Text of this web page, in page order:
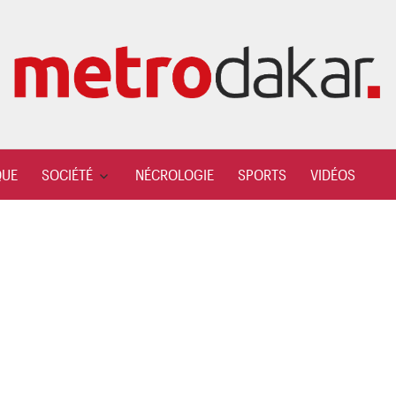
SOCIÉTÉ NÉCROLOGIE SPORTS VIDÉOS